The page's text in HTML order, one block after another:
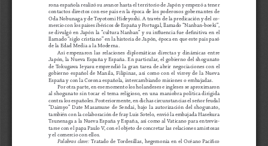
rona española realizó su avance hasta el territorio de Japón y empezó a tener
contactos directos con ese país en la época de los poderosos gobernantes de
Oda Nobunaga y de Toyotomi Hideyoshi. A través de la predicación y del co-
mercio con los países ibéricos de España y Portugal, llamado “Nanban-boeki”,
se divulgó en Japón la “cultura Nanban” y su influencia fue definitiva en el
llamado “siglo cristiano” en la historia de Japón, época en que este país pasó
de la Edad Media a la Moderna.
Así  empezaron  las  relaciones  diplomáticas  directas  y  dinámicas  entre
Japón, la Nueva España y España. En particular, el gobierno del shogunato
de  Tokugawa  Ieyasu  emprendió  la  gran  tarea  de  abrir  negociaciones  con  el
gobierno  español  de  Manila,  Filipinas,  así  como  con  el  virrey  de  la  Nueva
España y con la Corona española, intercambiando misiones o embajadas.
Por otra parte, en ese momento los holandeses e ingleses se aproximaron
al  shogunato  sin  tocar  el  tema  religioso,  en  una  maniobra  política  dirigida
contra los españoles. Posteriormente, en dichas circunstancias el señor feudal
“Daimyo”  Date  Masamune  de  Sendai,  bajo  la  autorización  del  shogunato,
también con la colaboración de fray Luis Sotelo, envió la embajada Hasekura
Tsunenaga a la Nueva España y España, así como al Vaticano para entrevis-
tarse con el papa Paulo V, con el objeto de concretar las relaciones amistosas
y el comercio con ellos.
Palabras clave: Tratado de Tordesillas, hegemonía en el Océano Pacífico